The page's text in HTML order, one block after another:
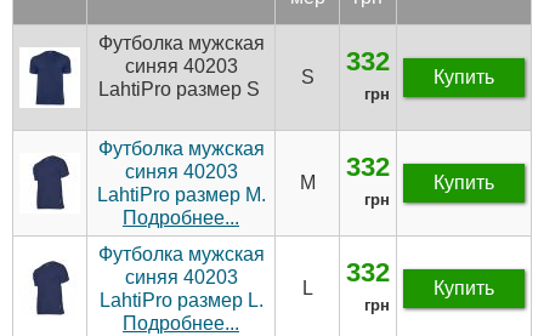
Футболка мужская
синяя 40203
LahtiPro размер S
S
332
грн
Купить
Футболка мужская
синяя 40203
LahtiPro размер M.
Подробнее...
M
332
грн
Купить
Футболка мужская
синяя 40203
LahtiPro размер L.
Подробнее...
L
332
грн
Купить